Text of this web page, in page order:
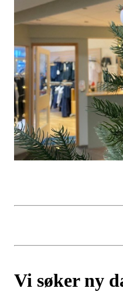
Vi søker ny